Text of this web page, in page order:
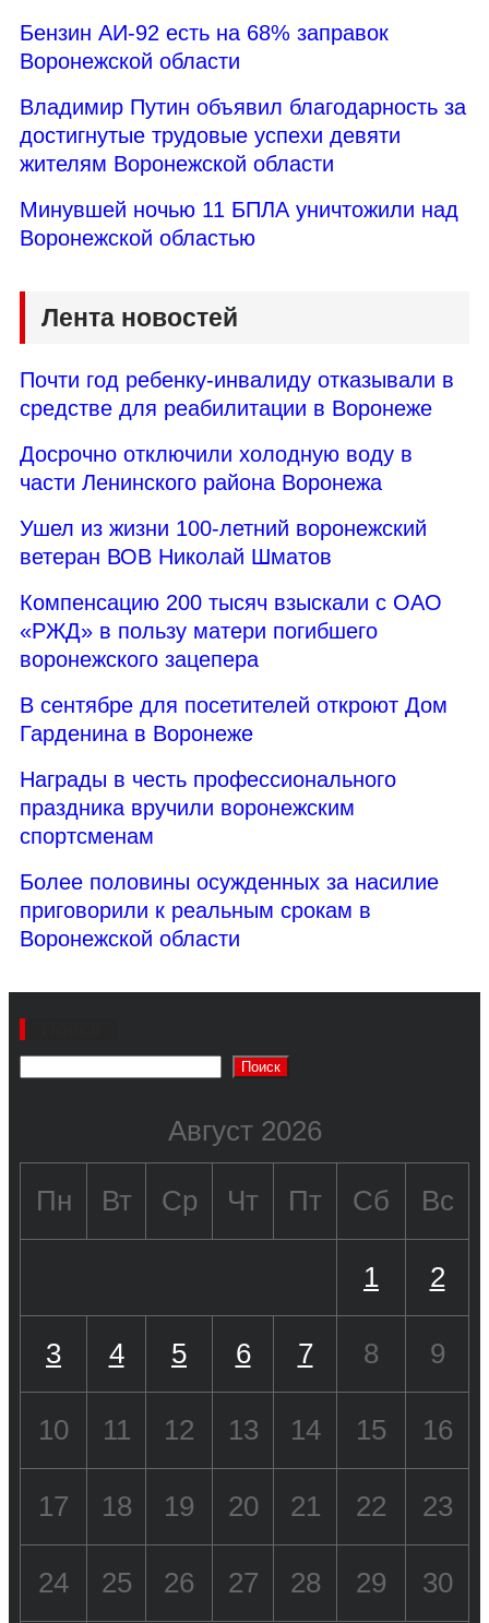
Бензин АИ-92 есть на 68% заправок
Воронежской области
Владимир Путин объявил благодарность за
достигнутые трудовые успехи девяти
жителям Воронежской области
Минувшей ночью 11 БПЛА уничтожили над
Воронежской областью
Лента новостей
Почти год ребенку-инвалиду отказывали в
средстве для реабилитации в Воронеже
Досрочно отключили холодную воду в
части Ленинского района Воронежа
Ушел из жизни 100-летний воронежский
ветеран ВОВ Николай Шматов
Компенсацию 200 тысяч взыскали с ОАО
«РЖД» в пользу матери погибшего
воронежского зацепера
В сентябре для посетителей откроют Дом
Гарденина в Воронеже
Награды в честь профессионального
праздника вручили воронежским
спортсменам
Более половины осужденных за насилие
приговорили к реальным срокам в
Воронежской области
Поиск
Август 2026
Пн Вт Ср Чт Пт Сб Вс
1 2
3 4 5 6 7 8 9
10 11 12 13 14 15 16
17 18 19 20 21 22 23
24 25 26 27 28 29 30